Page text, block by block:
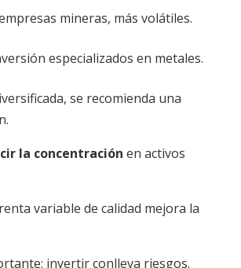
mineras, más volátiles.
especializados en metales.
se recomienda una
la concentración en activos
variable de calidad mejora la
invertir conlleva riesgos.